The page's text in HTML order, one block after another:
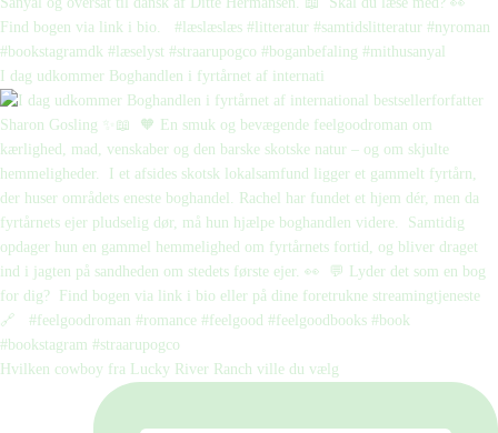
I dag udkommer Boghandlen i fyrtårnet af internati
Hvilken cowboy fra Lucky River Ranch ville du vælg